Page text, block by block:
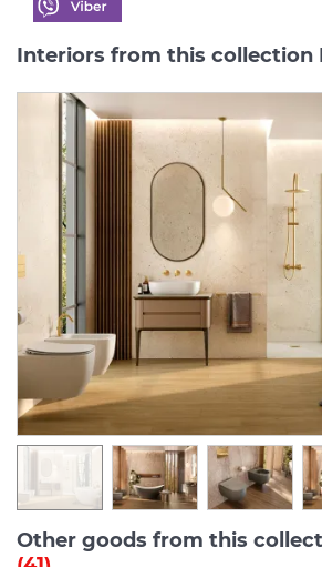
Interiors from this collection
Other goods from this